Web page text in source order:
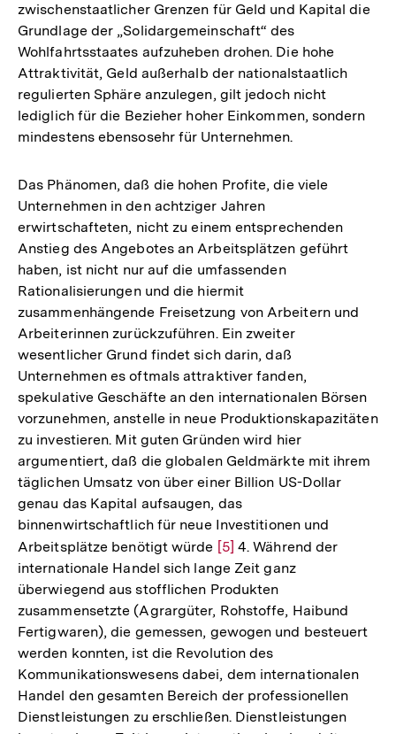
zwischenstaatlicher Grenzen für Geld und Kapital die
Grundlage der „Solidargemeinschaft“ des
Wohlfahrtsstaates aufzuheben drohen. Die hohe
Attraktivität, Geld außerhalb der nationalstaatlich
regulierten Sphäre anzulegen, gilt jedoch nicht
lediglich für die Bezieher hoher Einkommen, sondern
mindestens ebensosehr für Unternehmen.
Das Phänomen, daß die hohen Profite, die viele
Unternehmen in den achtziger Jahren
erwirtschafteten, nicht zu einem entsprechenden
Anstieg des Angebotes an Arbeitsplätzen geführt
haben, ist nicht nur auf die umfassenden
Rationalisierungen und die hiermit
zusammenhängende Freisetzung von Arbeitern und
Arbeiterinnen zurückzuführen. Ein zweiter
wesentlicher Grund findet sich darin, daß
Unternehmen es oftmals attraktiver fanden,
spekulative Geschäfte an den internationalen Börsen
vorzunehmen, anstelle in neue Produktionskapazitäten
zu investieren. Mit guten Gründen wird hier
argumentiert, daß die globalen Geldmärkte mit ihrem
täglichen Umsatz von über einer Billion US-Dollar
genau das Kapital aufsaugen, das
binnenwirtschaftlich für neue Investitionen und
Arbeitsplätze benötigt würde Zur
Auflösung
der
Fußnote
[5] 4. Während der
internationale Handel sich lange Zeit ganz
überwiegend aus stofflichen Produkten
zusammensetzte (Agrargüter, Rohstoffe, Haibund
Fertigwaren), die gemessen, gewogen und besteuert
werden konnten, ist die Revolution des
Kommunikationswesens dabei, dem internationalen
Handel den gesamten Bereich der professionellen
Dienstleistungen zu erschließen. Dienstleistungen